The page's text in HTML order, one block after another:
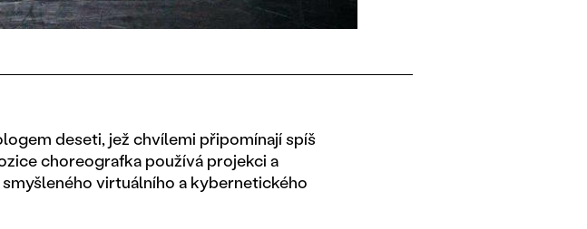
deseti, jež chvílemi připomínají spíš
choreografka používá projekci a
virtuálního a kybernetického